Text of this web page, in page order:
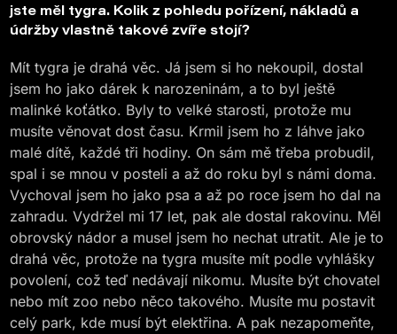
jste měl tygra. Kolik z pohledu pořízení, nákladů a
údržby vlastně takové zvíře stojí?
Mít tygra je drahá věc. Já jsem si ho nekoupil, dostal
jsem ho jako dárek k narozeninám, a to byl ještě
malinké koťátko. Byly to velké starosti, protože mu
musíte věnovat dost času. Krmil jsem ho z láhve jako
malé dítě, každé tři hodiny. On sám mě třeba probudil,
spal i se mnou v posteli a až do roku byl s námi doma.
Vychoval jsem ho jako psa a až po roce jsem ho dal na
zahradu. Vydržel mi 17 let, pak ale dostal rakovinu. Měl
obrovský nádor a musel jsem ho nechat utratit. Ale je to
drahá věc, protože na tygra musíte mít podle vyhlášky
povolení, což teď nedávají nikomu. Musíte být chovatel
nebo mít zoo nebo něco takového. Musíte mu postavit
celý park, kde musí být elektřina. A pak nezapomeňte,